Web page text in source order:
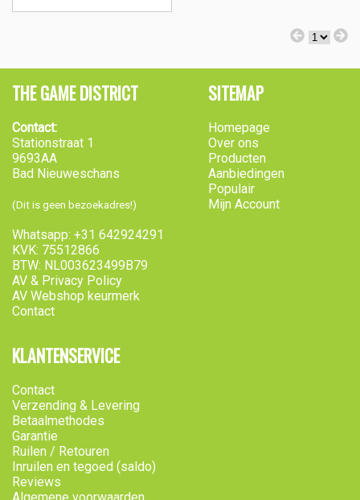
THE GAME DISTRICT
Contact:
Stationstraat 1
9693AA
Bad Nieuweschans
(Dit is geen bezoekadres!)
Whatsapp: +31 642924291
KVK: 75512866
BTW: NL003623499B79
AV & Privacy Policy
AV Webshop keurmerk
Contact
SITEMAP
Homepage
Over ons
Producten
Aanbiedingen
Populair
Mijn Account
KLANTENSERVICE
Contact
Verzending & Levering
Betaalmethodes
Garantie
Ruilen / Retouren
Inruilen en tegoed (saldo)
Reviews